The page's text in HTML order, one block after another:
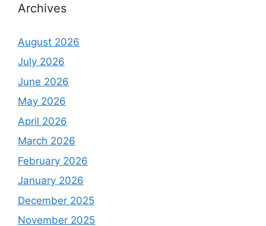
Archives
August 2026
July 2026
June 2026
May 2026
April 2026
March 2026
February 2026
January 2026
December 2025
November 2025